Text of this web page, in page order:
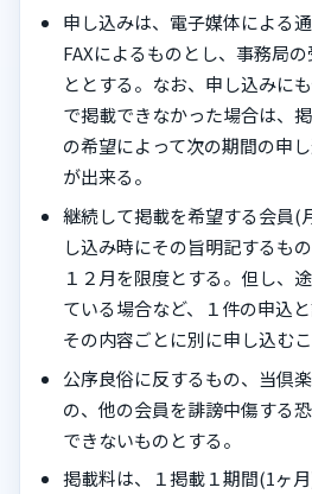
申し込みは、電子媒体による
FAXによるものとし、事務局
ととする。なお、申し込みに
で掲載できなかった場合は、
の希望によって次の期間の申
が出来る。
継続して掲載を希望する会員(
し込み時にその旨明記するも
１２月を限度とする。但し、
ている場合など、１件の申込
その内容ごとに別に申し込むこ
公序良俗に反するもの、当倶
の、他の会員を誹謗中傷する
できないものとする。
掲載料は、１掲載１期間(1ヶ